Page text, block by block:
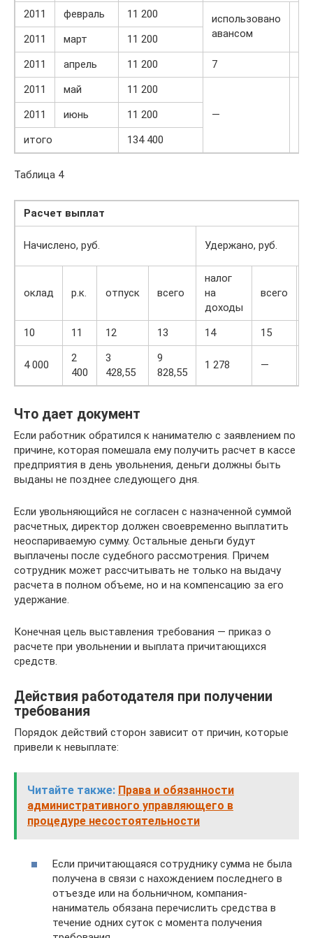
2011
февраль 11 200
использовано
авансом
2011 март
11 200
2011
апрель 11 200 7
2011
май
11 200
—
2011 июнь
11 200
итого
134 400
Таблица 4
Расчет выплат
Начислено, руб. Удержано, руб.
оклад р.к. отпуск всего
налог
на
доходы
всего
10 11 12 13 14 15
4 000
2
400
3
428,55
9
828,55
1 278 —
Что дает документ
Если работник обратился к нанимателю с заявлением по
причине, которая помешала ему получить расчет в кассе
предприятия в день увольнения, деньги должны быть
выданы не позднее следующего дня.
Если увольняющийся не согласен с назначенной суммой
расчетных, директор должен своевременно выплатить
неоспариваемую сумму. Остальные деньги будут
выплачены после судебного рассмотрения. Причем
сотрудник может рассчитывать не только на выдачу
расчета в полном объеме, но и на компенсацию за его
удержание.
Конечная цель выставления требования — приказ о
расчете при увольнении и выплата причитающихся
средств.
Действия работодателя при получении
требования
Порядок действий сторон зависит от причин, которые
привели к невыплате:
Читайте также: Права и обязанности
административного управляющего в
процедуре несостоятельности
Если причитающаяся сотруднику сумма не была
получена в связи с нахождением последнего в
отъезде или на больничном, компания-
наниматель обязана перечислить средства в
течение одних суток с момента получения